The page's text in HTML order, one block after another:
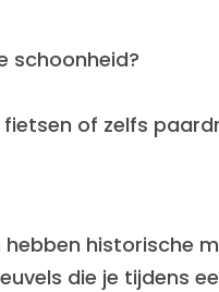
schoonheid?
of zelfs
historische
die je tijdens